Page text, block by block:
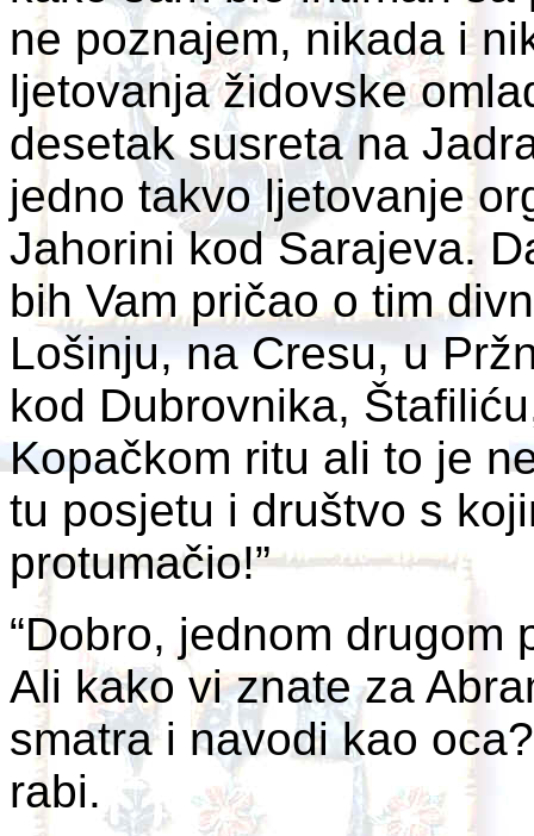
ne poznajem, nikada i
ljetovanja židovske
desetak susreta na
jedno takvo ljetovanje
Jahorini kod Sarajeva.
bih Vam pričao o tim
Lošinju, na Cresu, u
kod Dubrovnika,
Kopačkom ritu ali to je
tu posjetu i društvo s
protumačio!”
“Dobro, jednom drugom
Ali kako vi znate za
smatra i navodi kao
rabi.